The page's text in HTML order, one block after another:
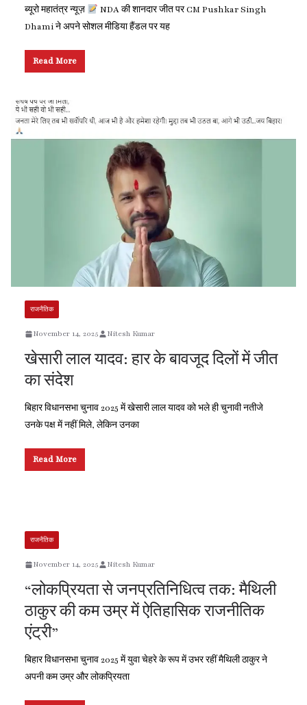
ब्यूरो महातंत्र न्यूज़
NDA की शानदार जीत पर CM Pushkar Singh
Dhami ने अपने सोशल मीडिया हैंडल पर यह
Read More
राजनैतिक
November 14, 2025 Nitesh Kumar
खेसारी लाल यादव: हार के बावजूद दिलों में जीत
का संदेश
बिहार विधानसभा चुनाव 2025 में खेसारी लाल यादव को भले ही चुनावी नतीजे
उनके पक्ष में नहीं मिले, लेकिन उनका
Read More
राजनैतिक
November 14, 2025 Nitesh Kumar
“लोकप्रियता से जनप्रतिनिधित्व तक: मैथिली
ठाकुर की कम उम्र में ऐतिहासिक राजनीतिक
एंट्री”
बिहार विधानसभा चुनाव 2025 में युवा चेहरे के रूप में उभर रहीं मैथिली ठाकुर ने
अपनी कम उम्र और लोकप्रियता